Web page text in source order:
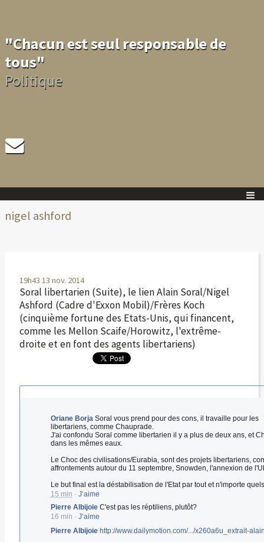
"Chacun est seul responsable de
tous"
Politique
nigel ashford
19h43 13 nov. 2014
Soral libertarien (Suite), le lien Alain Soral/Nigel
Ashford (Cadre d'Exxon Mobil)/Frères Koch
(cinquième fortune des Etats-Unis, qui financent,
comme les Mellon Scaife/Horowitz, l'extrême-
droite et en font des agents libertariens)
Oriane Borja Soral vous prend pour des cons, il travaille pour les
libertariens, comme Chauprade.
J'ai confondu Soral comme libertarien il y a plus de deux ans, et
dans les mêmes eaux.
Le Choc des civilisations/Eurabia, sont des projets libertariens,
affrontements autour du 11 septembre, Snowden, l'annexion de
Le but final est la déstabilisation de l'Etat par tout et n'importe
15 min · J’aime
Pierre Albijoie C'est pas les réptiliens, plutôt?
16 min · J’aime
Pierre Albijoie http://www.dailymotion.com/.../x260a6u_extrait-